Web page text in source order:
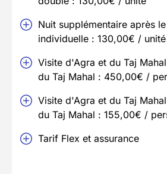
Nuit supplémentaire après
individuelle : 130,00€ / unité
Visite d'Agra et du Taj
du Taj Mahal : 450,00€ /
Visite d'Agra et du Taj
du Taj Mahal : 155,00€ /
Tarif Flex et assurance